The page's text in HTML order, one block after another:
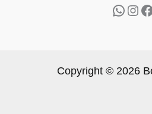
Copyright © 2026